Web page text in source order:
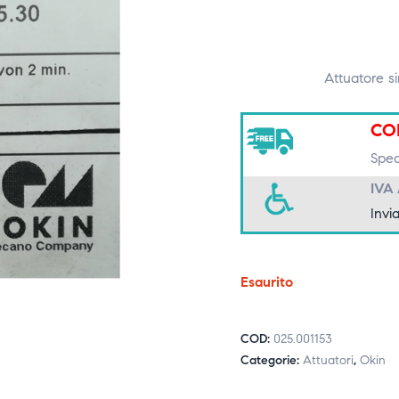
Attuatore
IVA
Esaurito
COD: 025.001153
Categorie: Attuatori, Okin